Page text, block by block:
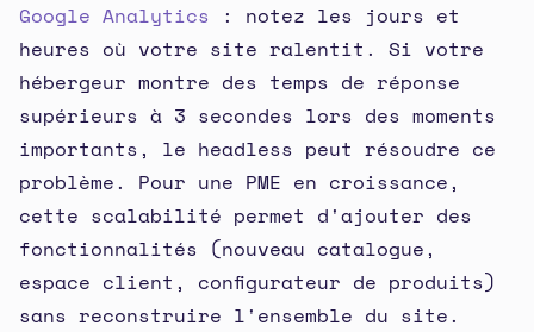
Google Analytics : notez les jours et
heures où votre site ralentit. Si votre
hébergeur montre des temps de réponse
supérieurs à 3 secondes lors des moments
importants, le headless peut résoudre ce
problème. Pour une PME en croissance,
cette scalabilité permet d'ajouter des
fonctionnalités (nouveau catalogue,
espace client, configurateur de produits)
sans reconstruire l'ensemble du site.